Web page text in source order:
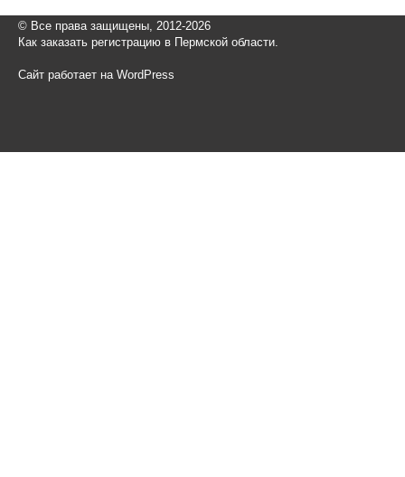
© Все права защищены, 2012-2026
Как заказать регистрацию в Пермской области.
Сайт работает на WordPress